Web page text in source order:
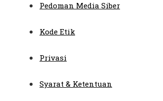
Pedoman Media Siber
Kode Etik
Privasi
Syarat & Ketentuan